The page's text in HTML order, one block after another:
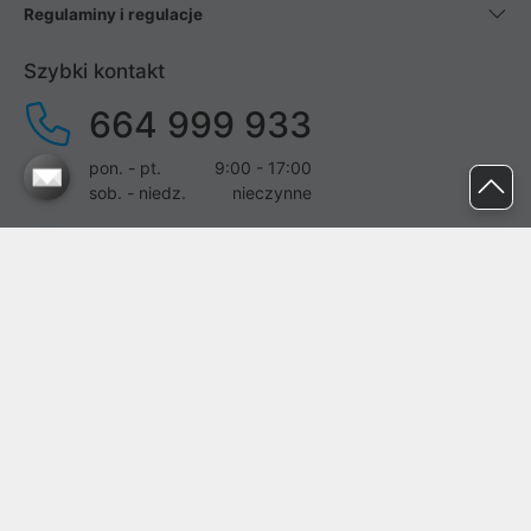
Regulaminy i regulacje
Szybki kontakt
664 999 933
pon. - pt.
9:00 - 17:00
sob. - niedz.
nieczynne